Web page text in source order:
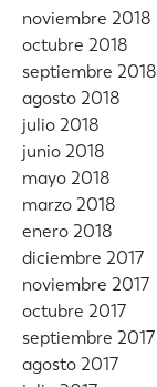
noviembre 2018
octubre 2018
septiembre 2018
agosto 2018
julio 2018
junio 2018
mayo 2018
marzo 2018
enero 2018
diciembre 2017
noviembre 2017
octubre 2017
septiembre 2017
agosto 2017